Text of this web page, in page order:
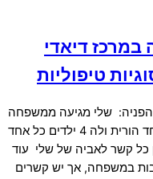
במרכז דיאדי
טיפוליות
הפניה: שלי מגיעה ממשפחה
מורכבת מאוד, התא המשפחתי הינו אם חד הורית ולה 4 ילדים כל אחד
קשר לאביה של שלי עוד
במשפחה, אך יש קשרים